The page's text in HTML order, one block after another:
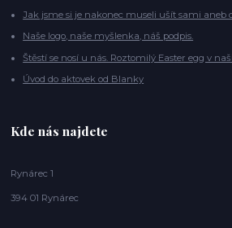
Jak jsme si je nakonec museli ušít sami aneb
Naše logo, naše myšlenka, náš podpis.
Štěstí se nosí u nás. Roztomilý Easter egg v
Úvod do aktovek od Blanky
Kde nás najdete
Rynárec 1
394 01 Rynárec